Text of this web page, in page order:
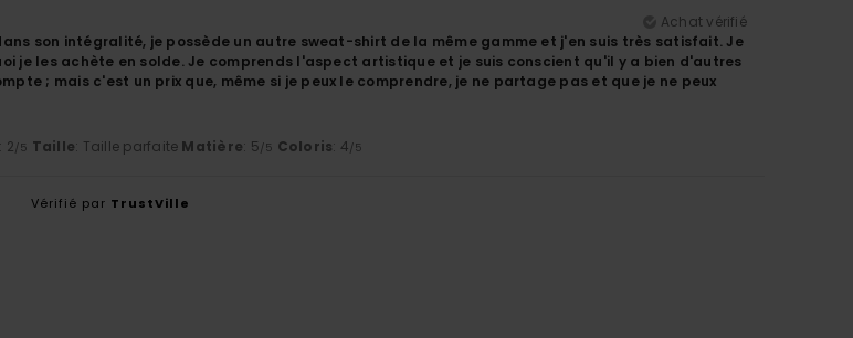
Achat vérifié
son intégralité, je possède un autre sweat-shirt de la même gamme et j'en suis très satisfait. Je
je les achète en solde. Je comprends l'aspect artistique et je suis conscient qu'il y a bien d'autres
; mais c'est un prix que, même si je peux le comprendre, je ne partage pas et que je ne peux
: 2/5 Taille: Taille parfaite Matière: 5/5 Coloris: 4/5
Vérifié par TrustVille